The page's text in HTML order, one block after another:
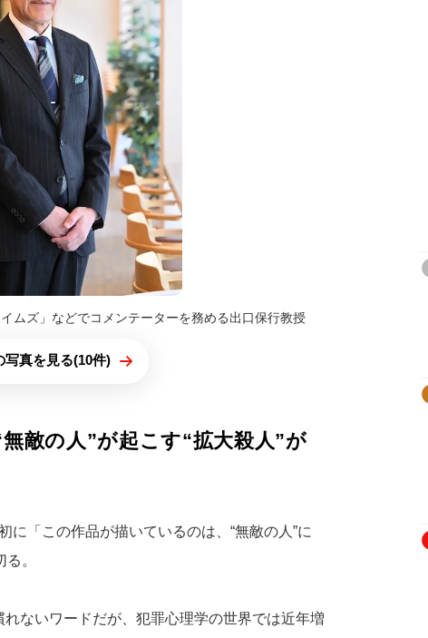
ムズ」などでコメンテーターを務める出口保行教授
写真を見る(10件)
敵の人”が起こす“拡大殺人”が
「この作品が描いているのは、“無敵の人”に
。
れないワードだが、犯罪心理学の世界では近年増